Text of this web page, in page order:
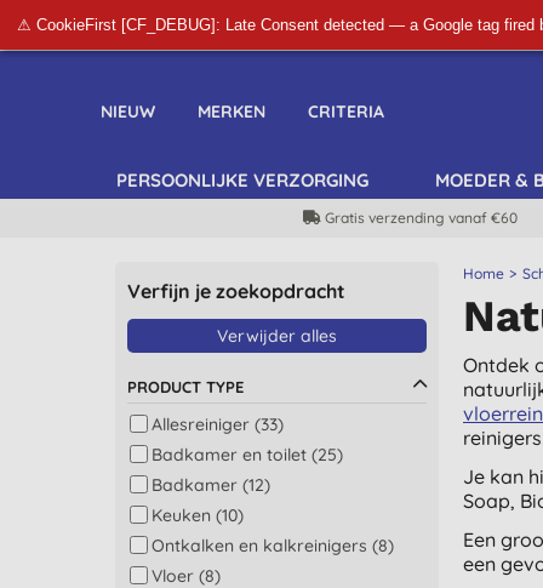
⚠ CookieFirst [CF_DEBUG]: Late Consent detected — a Google tag fired
NIEUW MERKEN CRITERIA
PERSOONLIJKE VERZORGING MOEDER &
Gratis verzending vanaf €60
Home
Ontdek
Je kan
Soap,
Een
een
Verfijn je zoekopdracht
Verwijder alles
PRODUCT TYPE
Allesreiniger (33)
Badkamer en toilet (25)
Badkamer (12)
Keuken (10)
Ontkalken en kalkreinigers (8)
Vloer (8)